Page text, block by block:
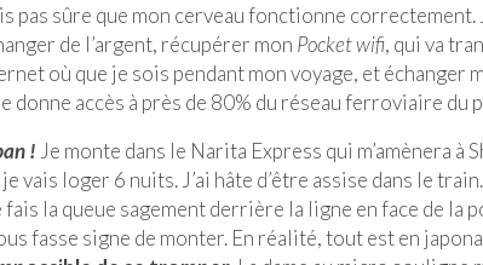
pas sûre que mon cerveau fonctionne
de l’argent, récupérer mon Pocket wifi, qui va
où que je sois pendant mon voyage, et échanger
donne accès à près de 80% du réseau ferroviaire du
! Je monte dans le Narita Express qui m’amènera à
je vais loger 6 nuits. J’ai hâte d’être assise dans le
fais la queue sagement derrière la ligne en face de la
fasse signe de monter. En réalité, tout est en